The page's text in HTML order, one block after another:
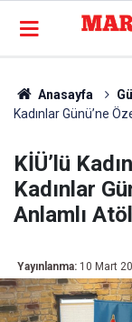
Anasayfa
Kadınlar Günü’ne
KİÜ’lü
Kadınlar
Anlamlı
Yayınlanma: 10 Mart